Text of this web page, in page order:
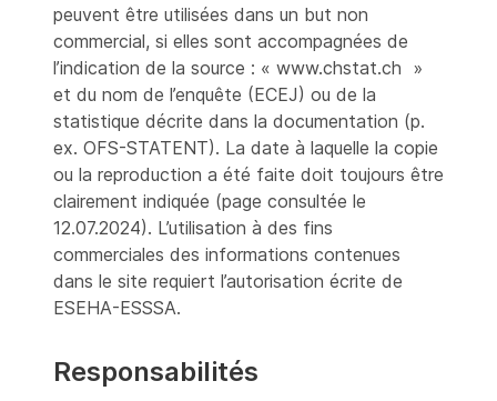
peuvent être utilisées dans un but non
commercial, si elles sont accompagnées de
l’indication de la source : « www.chstat.ch »
et du nom de l’enquête (ECEJ) ou de la
statistique décrite dans la documentation (p.
ex. OFS-STATENT). La date à laquelle la copie
ou la reproduction a été faite doit toujours être
clairement indiquée (page consultée le
12.07.2024). L’utilisation à des fins
commerciales des informations contenues
dans le site requiert l’autorisation écrite de
ESEHA-ESSSA.
Responsabilités